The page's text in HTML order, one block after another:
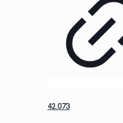
42.073